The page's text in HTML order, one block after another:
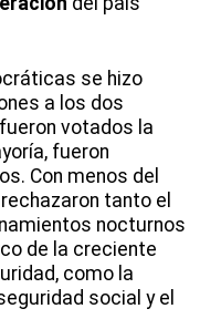
se hizo
a los dos
votados la
fueron
Con menos del
tanto el
nocturnos
de la creciente
como la
social y el